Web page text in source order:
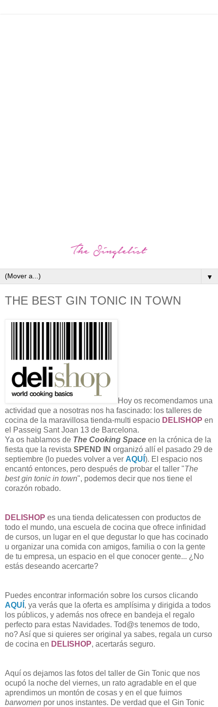
▼
THE BEST GIN TONIC IN TOWN
Hoy os recomendamos una
actividad que a nosotras nos ha fascinado: los talleres de
cocina de la maravillosa tienda-multi espacio DELISHOP en
el Passeig Sant Joan 13 de Barcelona.
Ya os hablamos de The Cooking Space en la crónica de la
fiesta que la revista SPEND IN organizó allí el pasado 29 de
septiembre (lo puedes volver a ver AQUÍ ). El espacio nos
encantó entonces, pero después de probar el taller "The
best gin tonic in town", podemos decir que nos tiene el
corazón robado.
DELISHOP es una tienda delicatessen con productos de
todo el mundo, una escuela de cocina que ofrece infinidad
de cursos, un lugar en el que degustar lo que has cocinado
u organizar una comida con amigos, familia o con la gente
de tu empresa, un espacio en el que conocer gente... ¿No
estás deseando acercarte?
Puedes encontrar información sobre los cursos clicando
AQUÍ , ya verás que la oferta es amplísima y dirigida a todos
los públicos, y además nos ofrece en bandeja el regalo
perfecto para estas Navidades. Tod@s tenemos de todo,
no? Así que si quieres ser original ya sabes, regala un curso
de cocina en DELISHOP, acertarás seguro.
Aquí os dejamos las fotos del taller de Gin Tonic que nos
ocupó la noche del viernes, un rato agradable en el que
aprendimos un montón de cosas y en el que fuimos
barwomen por unos instantes. De verdad que el Gin Tonic